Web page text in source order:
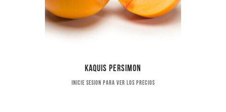
Kaquis persimon
Inicie sesion para ver los precios